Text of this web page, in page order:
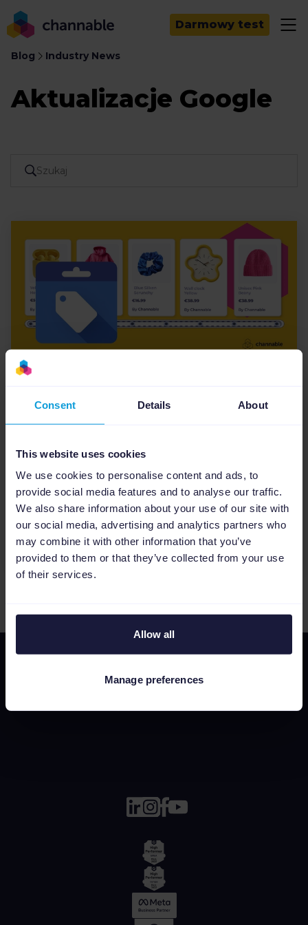
Consent Details About
This website uses cookies
We use cookies to personalise content and ads, to
provide social media features and to analyse our traffic.
We also share information about your use of our site with
our social media, advertising and analytics partners who
may combine it with other information that you’ve
provided to them or that they’ve collected from your use
of their services.
Allow all
Manage preferences
Darmowy test
Blog Industry News
Aktualizacje Google
Aktualizacje Google
Mastering Google Merchant
Center Next w 2026: Strategiczny
Z tego artykułu dowiesz się, jak opanować
najnowsze aktualizacje i wykorzystać Channable
do automatyzacji Twoich sukcesów. Po lekturze
będziesz sprawnie poruszać się po nowym
interfejsie, skutecznie z...